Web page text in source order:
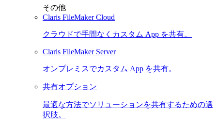
その他
Claris FileMaker Cloud
クラウドで手間なくカスタム App を共有。
Claris FileMaker Server
オンプレミスでカスタム App を共有。
共有オプション
最適な方法でソリューションを共有するための選
択肢。